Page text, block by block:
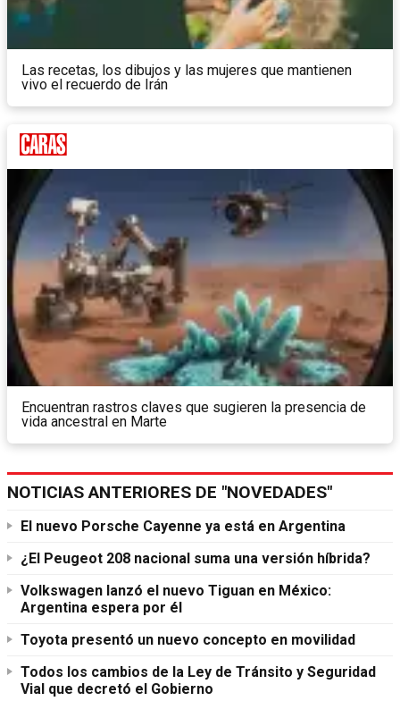
Las recetas, los dibujos y las mujeres que mantienen
vivo el recuerdo de Irán
Encuentran rastros claves que sugieren la presencia de
vida ancestral en Marte
NOTICIAS ANTERIORES DE "NOVEDADES"
El nuevo Porsche Cayenne ya está en Argentina
¿El Peugeot 208 nacional suma una versión híbrida?
Volkswagen lanzó el nuevo Tiguan en México:
Argentina espera por él
Toyota presentó un nuevo concepto en movilidad
Todos los cambios de la Ley de Tránsito y Seguridad
Vial que decretó el Gobierno